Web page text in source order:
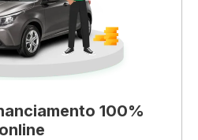
100%
online